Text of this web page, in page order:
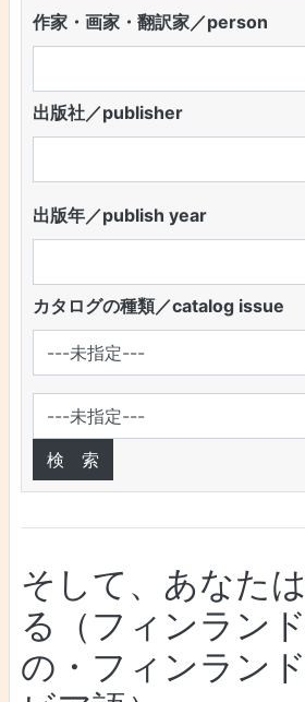
作家・画家・翻訳家／person
出版社／publisher
出版年／publish year
カタログの種類／catalog issue
そして、あなた
る（フィンラン
の・フィンラン